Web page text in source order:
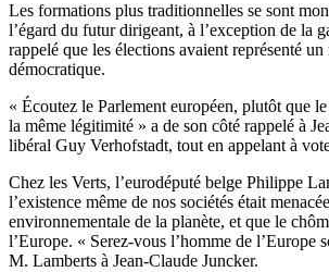
Les formations plus traditionnelles se sont
l’égard du futur dirigeant, à l’exception de la
rappelé que les élections avaient représenté un
démocratique.
« Écoutez le Parlement européen, plutôt que
la même légitimité » a de son côté rappelé à
libéral Guy Verhofstadt, tout en appelant à
Chez les Verts, l’eurodéputé belge Philippe
l’existence même de nos sociétés était
environnementale de la planète, et que le
l’Europe. « Serez-vous l’homme de l’Europe
M. Lamberts à Jean-Claude Juncker.